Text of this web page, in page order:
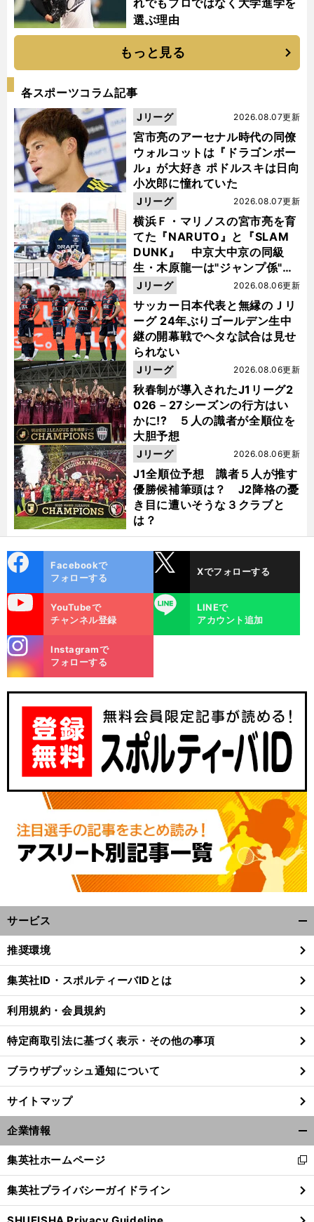
れでもプロではなく大学進学を
選ぶ理由
もっと見る
各スポーツコラム記事
宮市亮のアーセナル時代の同僚
ウォルコットは『ドラゴンボー
ル』が大好き ポドルスキは日向
小次郎に憧れていた
2026.08.07更新
Jリーグ
横浜Ｆ・マリノスの宮市亮を育
てた『NARUTO』と『SLAM
DUNK』 中京大中京の同級
生・木原龍一は"ジャンプ係"だ
った
2026.08.07更新
Jリーグ
サッカー日本代表と無縁のＪリ
ーグ 24年ぶりゴールデン生中
継の開幕戦でヘタな試合は見せ
られない
2026.08.06更新
Jリーグ
秋春制が導入されたJ1リーグ2
026－27シーズンの行方はい
かに!? ５人の識者が全順位を
大胆予想
2026.08.06更新
Jリーグ
J1全順位予想 識者５人が推す
優勝候補筆頭は？ J2降格の憂
き目に遭いそうな３クラブと
は？
2026.08.06更新
Jリーグ
ok
Facebookで
フォローする
Xでフォローする
YouTubeで
チャンネル登録
LINE
LINEで
アカウント追加
m
Instagramで
フォローする
サービス
閉
る
推奨環境
集英社ID・スポルティーバIDとは
利用規約・会員規約
特定商取引法に基づく表示・その他の事項
ブラウザプッシュ通知について
サイトマップ
企業情報
閉
る
集英社ホームページ
新
し
い
ウ
集英社プライバシーガイドライン